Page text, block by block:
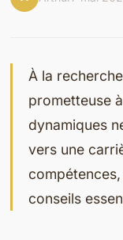
À la
prometteuse
dynamiques
vers une
conseils